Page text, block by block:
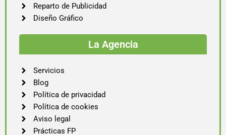
Reparto de Publicidad
Diseño Gráfico
La Agencia
Servicios
Blog
Política de privacidad
Política de cookies
Aviso legal
Prácticas FP